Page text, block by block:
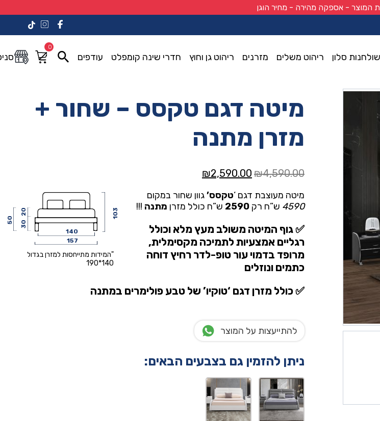
המוצר - אספקה מהירה - מחיר הוגן
סלון ריהוט משלים מזרנים ריהוט גן וחוץ חדרי שינה קומפלט עודפים
0
מיטה דגם טקסס – שחור +
מזרן מתנה
₪4,590.00
המחיר
היה:
₪4,590.00.
₪2,590.00
הוא:
₪2,590.00.
103
140
157
30
20
50
"המידות מתייחסות למזרן בגדול
140*190
מיטה מעוצבת דגם ‘טקסס’גוון שחור במקום
4590 ש”ח רק 2590 ש”ח כולל מזרן מתנה !!!
✅ גוף המיטה משולב מעץ מלא וכולל
רגליים אמצעיות לתמיכה מקסימלית,
מרופד בדמוי עור טופ-לדר רחיץ דוחה
כתמים ונוזלים
✅ כולל מזרן דגם ‘טוקיו’ של טבע פולימרים במתנה
להתייעצות על המוצר
ניתן להזמין גם בצבעים הבאים: